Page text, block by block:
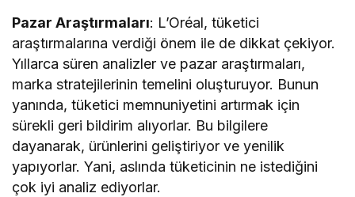
Pazar Araştırmaları: L’Oréal, tüketici
araştırmalarına verdiği önem ile de dikkat çekiyor.
Yıllarca süren analizler ve pazar araştırmaları,
marka stratejilerinin temelini oluşturuyor. Bunun
yanında, tüketici memnuniyetini artırmak için
sürekli geri bildirim alıyorlar. Bu bilgilere
dayanarak, ürünlerini geliştiriyor ve yenilik
yapıyorlar. Yani, aslında tüketicinin ne istediğini
çok iyi analiz ediyorlar.